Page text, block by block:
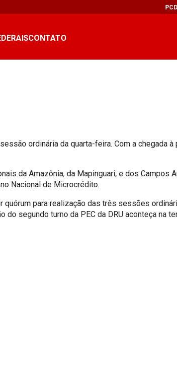
CONTATO
ordinária da quarta-feira. Com a chegada
da Amazônia, da Mapinguari, e dos Campos
Nacional de Microcrédito.
para realização das três sessões
segundo turno da PEC da DRU aconteça na